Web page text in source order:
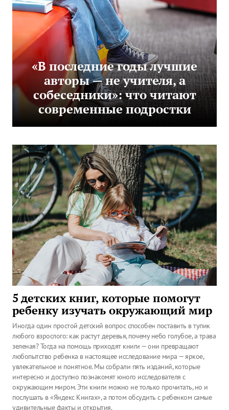
«В последние годы лучшие
авторы — не учителя, а
собеседники»: что читают
современные подростки
5 детских книг, которые помогут
ребенку изучать окружающий мир
Иногда один простой детский вопрос способен поставить в тупик
любого взрослого: как растут деревья, почему небо голубое, а трава
зеленая? Тогда на помощь приходят книги — они превращают
любопытство ребенка в настоящее исследование мира — яркое,
увлекательное и понятное. Мы собрали пять изданий, которые
интересно и доступно познакомят юного исследователя с
окружающим миром. Эти книги можно не только прочитать, но и
послушать в «Яндекс Книгах», а потом обсудить с ребенком самые
удивительные факты и открытия.